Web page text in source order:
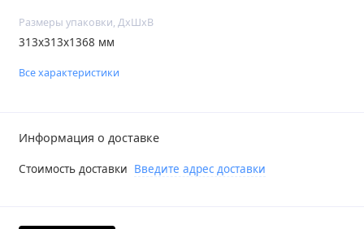
Размеры упаковки, ДхШхВ
313x313x1368 мм
Все характеристики
Информация о доставке
Стоимость доставки Введите адрес доставки